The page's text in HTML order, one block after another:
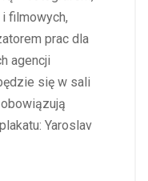
filmowych,
prac dla
agencji
się w sali
Yaroslav